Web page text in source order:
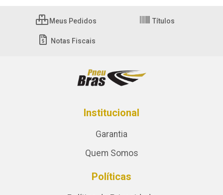
Meus Pedidos Títulos
Notas Fiscais
Institucional
Garantia
Quem Somos
Políticas